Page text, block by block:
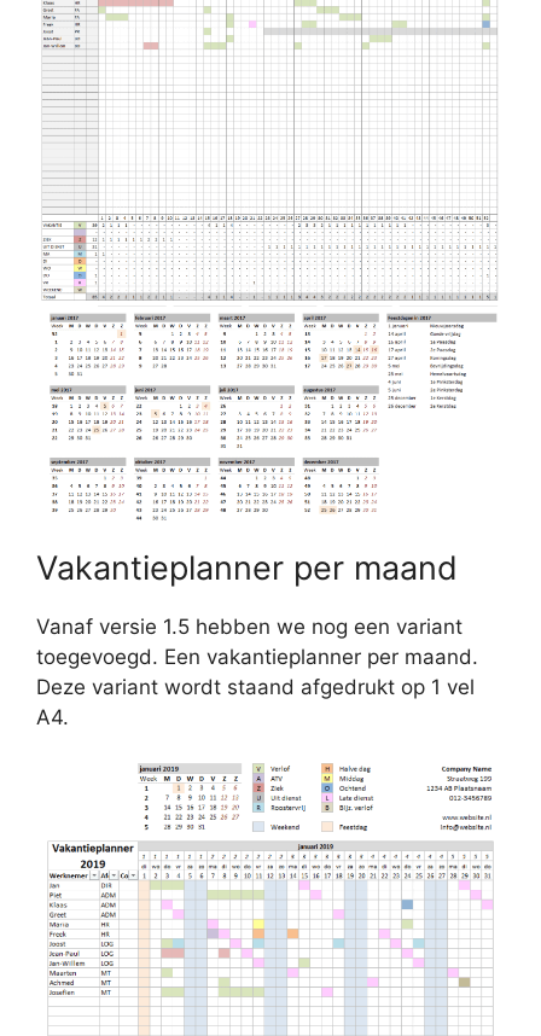
Vakantieplanner per maand
Vanaf versie 1.5 hebben we nog een variant
toegevoegd. Een vakantieplanner per maand.
Deze variant wordt staand afgedrukt op 1 vel
A4.